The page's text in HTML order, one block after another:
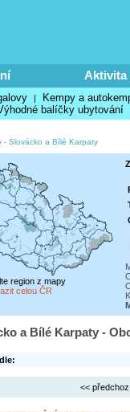
Aktivita
| Kempy a
balíčky ubytování
- Slovácko a Bílé Karpaty
region z mapy
celou ČR
a Bílé Karpaty -
<<